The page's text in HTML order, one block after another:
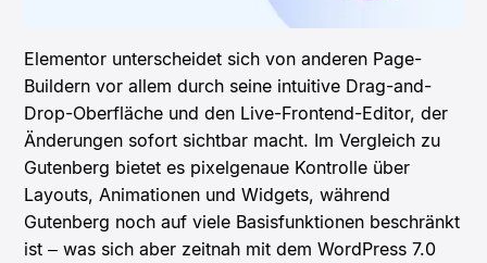
Elementor unterscheidet sich von anderen Page-
Buildern vor allem durch seine intuitive Drag-and-
Drop-Oberfläche und den Live-Frontend-Editor, der
Änderungen sofort sichtbar macht. Im Vergleich zu
Gutenberg bietet es pixelgenaue Kontrolle über
Layouts, Animationen und Widgets, während
Gutenberg noch auf viele Basisfunktionen beschränkt
ist – was sich aber zeitnah mit dem WordPress 7.0